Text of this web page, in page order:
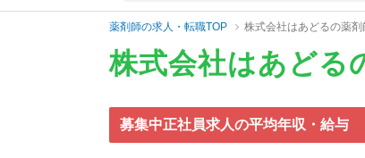
薬剤師の求人・転職TOP 株式会社はあどるの薬
株式会社はあどる
募集中正社員求人の平均年収・給与